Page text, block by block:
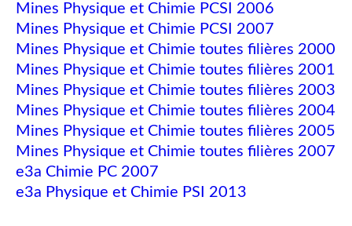
Mines Physique et Chimie PCSI 2006
Mines Physique et Chimie PCSI 2007
Mines Physique et Chimie toutes filières 2000
Mines Physique et Chimie toutes filières 2001
Mines Physique et Chimie toutes filières 2003
Mines Physique et Chimie toutes filières 2004
Mines Physique et Chimie toutes filières 2005
Mines Physique et Chimie toutes filières 2007
e3a Chimie PC 2007
e3a Physique et Chimie PSI 2013